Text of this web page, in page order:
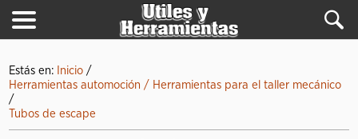
Estás en: Inicio /
Herramientas automoción / Herramientas para el taller mecánico
/
Tubos de escape